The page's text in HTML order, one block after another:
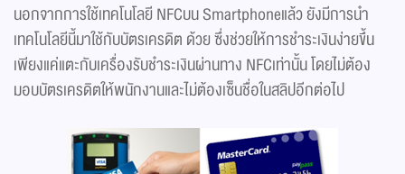
นอกจากการใช้เทคโนโลยี NFCบน Smartphoneแล้ว ยังมีการนำ
เทคโนโลยีนี้มาใช้กับบัตรเครดิต ด้วย ซึ่งช่วยให้การชำระเงินง่ายขึ้น
เพียงแค่แตะกับเครื่องรับชำระเงินผ่านทาง NFCเท่านั้น โดยไม่ต้อง
มอบบัตรเครดิตให้พนักงานและไม่ต้องเซ็นชื่อในสลิปอีกต่อไป